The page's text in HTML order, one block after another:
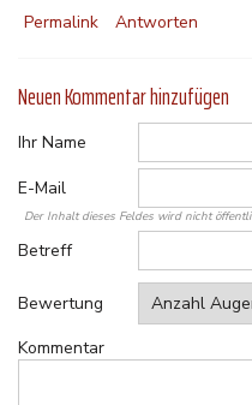
Permalink
Antworten
Neuen Kommentar hinzufügen
Ihr Name
E-Mail
Der Inhalt dieses Feldes wird nicht
Betreff
Bewertung
Kommentar